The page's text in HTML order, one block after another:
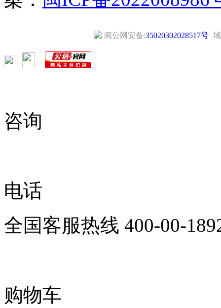
闽公网安备:35020302028517号
咨询
电话
全国客服热线 400-00-
购物车